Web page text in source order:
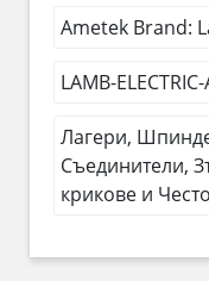
Ametek Brand:
LAMB-
Лагери,
Съединители,
крикове и